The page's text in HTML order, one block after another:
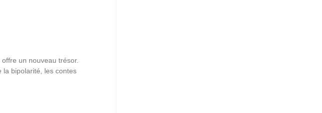
un nouveau trésor.
la bipolarité, les contes